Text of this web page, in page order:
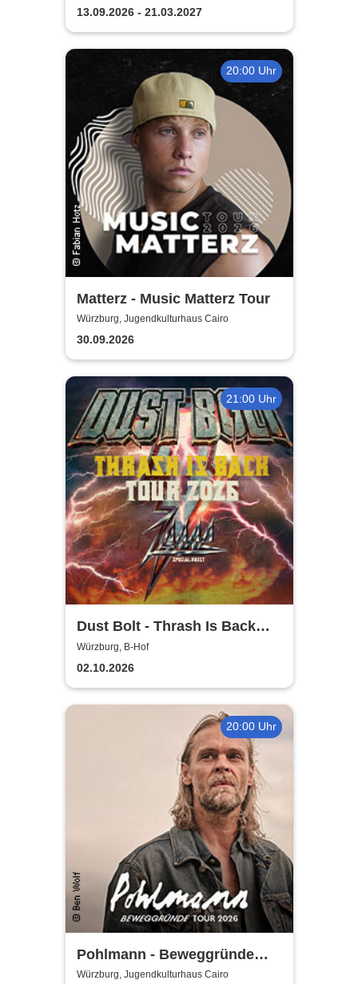
13.09.2026 - 21.03.2027
20:00 Uhr
Matterz - Music Matterz Tour
Würzburg, Jugendkulturhaus Cairo
30.09.2026
21:00 Uhr
Dust Bolt - Thrash Is Back
Tour 2026
Würzburg, B-Hof
02.10.2026
20:00 Uhr
Pohlmann - Beweggründe
Tour 2026
Würzburg, Jugendkulturhaus Cairo